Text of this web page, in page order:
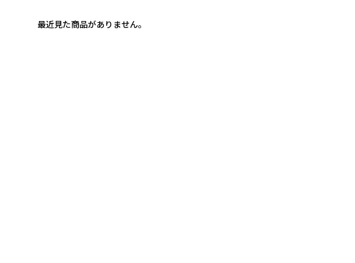
最近見た商品がありません。